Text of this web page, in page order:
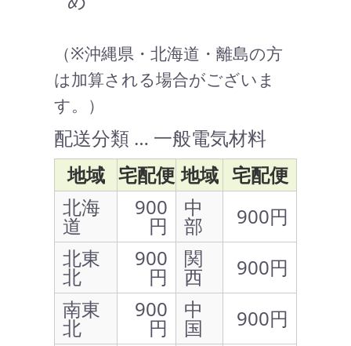
（※沖縄県・北海道・離島の方
は加算される場合がございま
す。）
配送分類 … 一般電気材料
地域 宅配便 地域 宅配便
北海
道
900
円
中
部
900円
北東
北
900
円
関
西
900円
南東
北
900
円
中
国
900円